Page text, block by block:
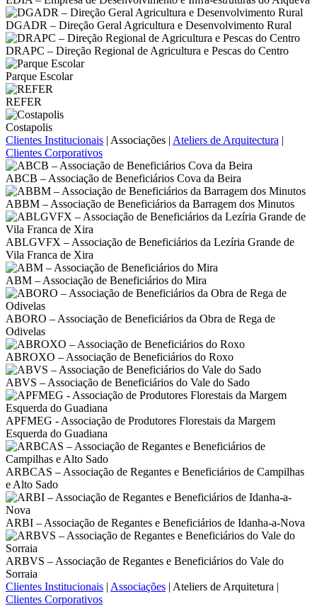
DGADR – Direção Geral Agricultura e Desenvolvimento Rural
DRAPC – Direção Regional de Agricultura e Pescas do Centro
Parque Escolar
REFER
Costapolis
Clientes Institucionais | Associações | Ateliers de Arquitectura |
Clientes Corporativos
ABCB – Associação de Beneficiários Cova da Beira
ABBM – Associação de Beneficiários da Barragem dos Minutos
ABLGVFX – Associação de Beneficiários da Lezíria Grande de
Vila Franca de Xira
ABM – Associação de Beneficiários do Mira
ABORO – Associação de Beneficiários da Obra de Rega de
Odivelas
ABROXO – Associação de Beneficiários do Roxo
ABVS – Associação de Beneficiários do Vale do Sado
APFMEG - Associação de Produtores Florestais da Margem
Esquerda do Guadiana
ARBCAS – Associação de Regantes e Beneficiários de Campilhas
e Alto Sado
ARBI – Associação de Regantes e Beneficiários de Idanha-a-Nova
ARBVS – Associação de Regantes e Beneficiários do Vale do
Sorraia
Clientes Institucionais | Associações | Ateliers de Arquitetura |
Clientes Corporativos